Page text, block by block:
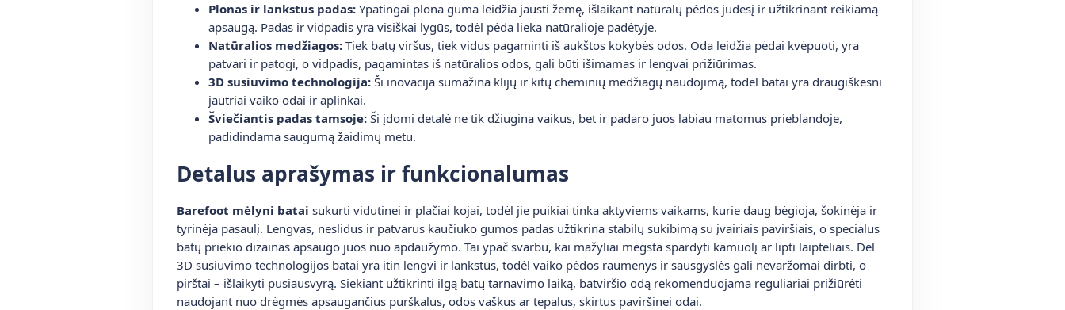
Plonas ir lankstus padas: Ypatingai plona guma leidžia jausti žemę, išlaikant natūralų pėdos judesį ir užtikrinant reikiamą
apsaugą. Padas ir vidpadis yra visiškai lygūs, todėl pėda lieka natūralioje padėtyje.
Natūralios medžiagos: Tiek batų viršus, tiek vidus pagaminti iš aukštos kokybės odos. Oda leidžia pėdai kvėpuoti, yra
patvari ir patogi, o vidpadis, pagamintas iš natūralios odos, gali būti išimamas ir lengvai prižiūrimas.
3D susiuvimo technologija: Ši inovacija sumažina klijų ir kitų cheminių medžiagų naudojimą, todėl batai yra draugiškesni
jautriai vaiko odai ir aplinkai.
Šviečiantis padas tamsoje: Ši įdomi detalė ne tik džiugina vaikus, bet ir padaro juos labiau matomus prieblandoje,
padidindama saugumą žaidimų metu.
Detalus aprašymas ir funkcionalumas
Barefoot mėlyni batai sukurti vidutinei ir plačiai kojai, todėl jie puikiai tinka aktyviems vaikams, kurie daug bėgioja, šokinėja ir
tyrinėja pasaulį. Lengvas, neslidus ir patvarus kaučiuko gumos padas užtikrina stabilų sukibimą su įvairiais paviršiais, o specialus
batų priekio dizainas apsaugo juos nuo apdaužymo. Tai ypač svarbu, kai mažyliai mėgsta spardyti kamuolį ar lipti laipteliais. Dėl
3D susiuvimo technologijos batai yra itin lengvi ir lankstūs, todėl vaiko pėdos raumenys ir sausgyslės gali nevaržomai dirbti, o
pirštai – išlaikyti pusiausvyrą. Siekiant užtikrinti ilgą batų tarnavimo laiką, batviršio odą rekomenduojama reguliariai prižiūrėti
naudojant nuo drėgmės apsaugančius purškalus, odos vaškus ar tepalus, skirtus paviršinei odai.